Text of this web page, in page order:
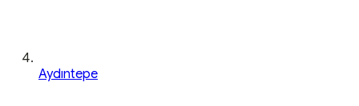
Aydıntepe